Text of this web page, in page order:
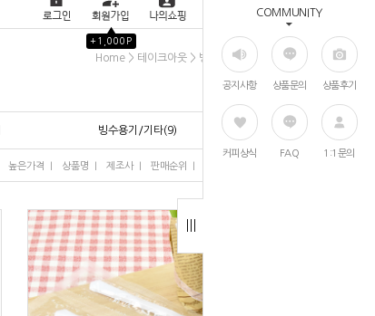
COMMUNITY
공지사항 상품문의 상품후기
커피상식 FAQ 1:1문의
▲
+1,000P
Home > 테이크아웃 > 빙수용기/기타
빙수용기/기타(9)
높은가격 상품명 제조사I 판매순위